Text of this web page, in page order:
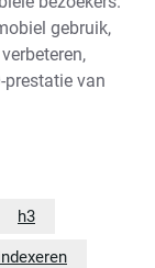
gebruik,
prestatie van
h3